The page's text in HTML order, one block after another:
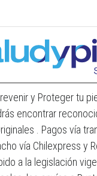
y Proteger tu
encontrar
. Pagos vía
vía Chilexpress y
a la legislación